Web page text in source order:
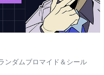
ンダムブロマイド＆シール